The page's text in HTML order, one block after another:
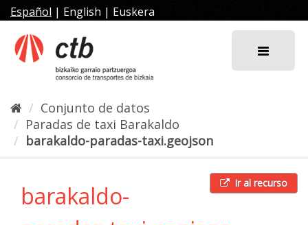
al
contenido
Español | English | Euskera
Conjunto de datos
Paradas de taxi Barakaldo
barakaldo-paradas-taxi.geojson
Ir al recurso
barakaldo-